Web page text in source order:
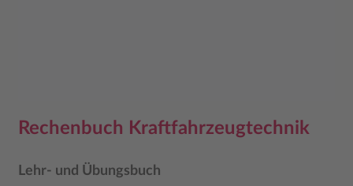
Rechenbuch Kraftfahrzeugtechnik
Lehr- und Übungsbuch